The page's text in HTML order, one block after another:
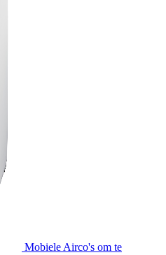
Mobiele Airco's om te